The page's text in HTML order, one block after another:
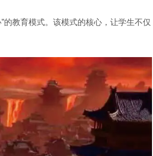
教育模式。该模式的核心，让学生不仅